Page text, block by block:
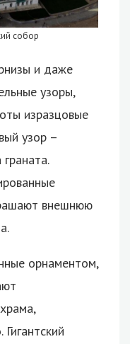
собор
и даже
узоры,
изразцовые
узор –
внешнюю
орнаментом,